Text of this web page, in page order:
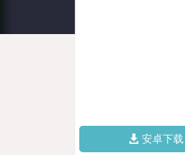
安卓下载